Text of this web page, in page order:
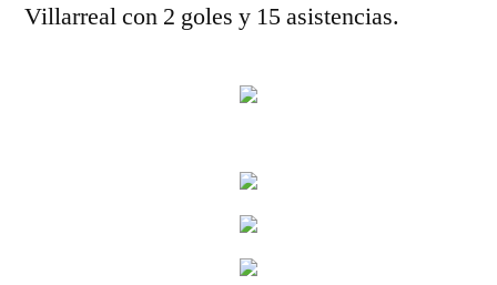
Villarreal con 2 goles y 15 asistencias.